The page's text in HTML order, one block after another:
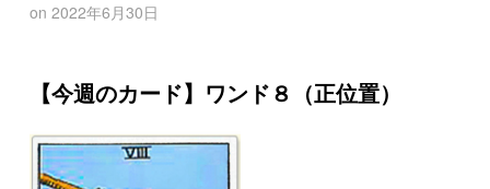
on 2022年6月30日
【今週のカード】ワンド８（正位置）